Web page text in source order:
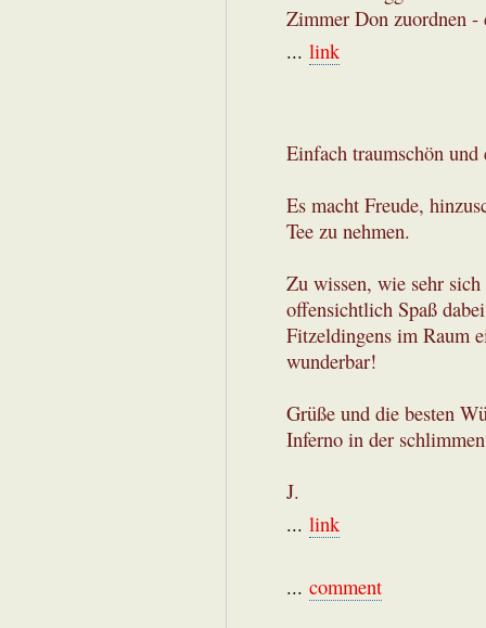
Zimmer Don zuordnen -
... link
Einfach traumschön und
Es macht Freude,
Tee zu nehmen.
Zu wissen, wie sehr
offensichtlich Spaß
Fitzeldingens im Raum
wunderbar!
Grüße und die besten
Inferno in der
J.
... link
... comment